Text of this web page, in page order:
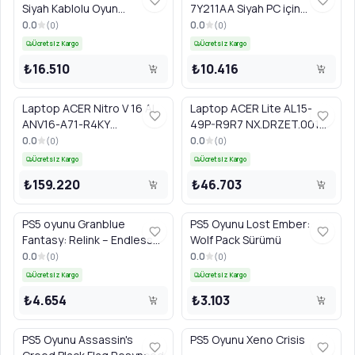
Siyah Kablolu Oyun
Mikrofonu
0.0 (0)
Ücretsiz Kargo
₺16.510
7Y211AA Siyah PC için
Mikrofonlu Kablosuz
Kulaklık
0.0 (0)
Ücretsiz Kargo
₺10.416
Laptop ACER Nitro V 16 AI
ANV16-A71-R4KY
NH.U3DET.005 siyah
0.0 (0)
Ücretsiz Kargo
₺159.220
Laptop ACER Lite AL15-
49P-R9R7 NX.DRZET.001
açık gümüş
0.0 (0)
Ücretsiz Kargo
₺46.703
PS5 oyunu Granblue
Fantasy: Relink – Endless
Ragnarok – Day One
Sürümü
0.0 (0)
Ücretsiz Kargo
₺4.654
PS5 Oyunu Lost Ember:
Wolf Pack Sürümü
0.0 (0)
Ücretsiz Kargo
₺3.103
PS5 Oyunu Assassin's
PS5 Oyunu Xeno Crisis